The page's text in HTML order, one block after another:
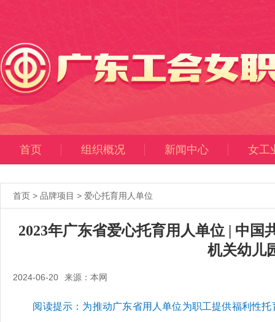
首页 组织概况 新闻中心 女工
首页 > 品牌项目 > 爱心托育用人单位
2023年广东省爱心托育用人单位 | 中
机关幼儿
2024-06-20 来源：本网
阅读提示：为推动广东省用人单位为职工提供福利性托